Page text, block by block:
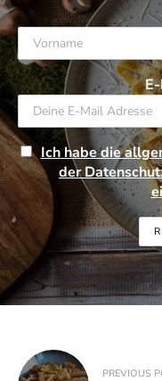
Ich habe die
der
PREVIOUS